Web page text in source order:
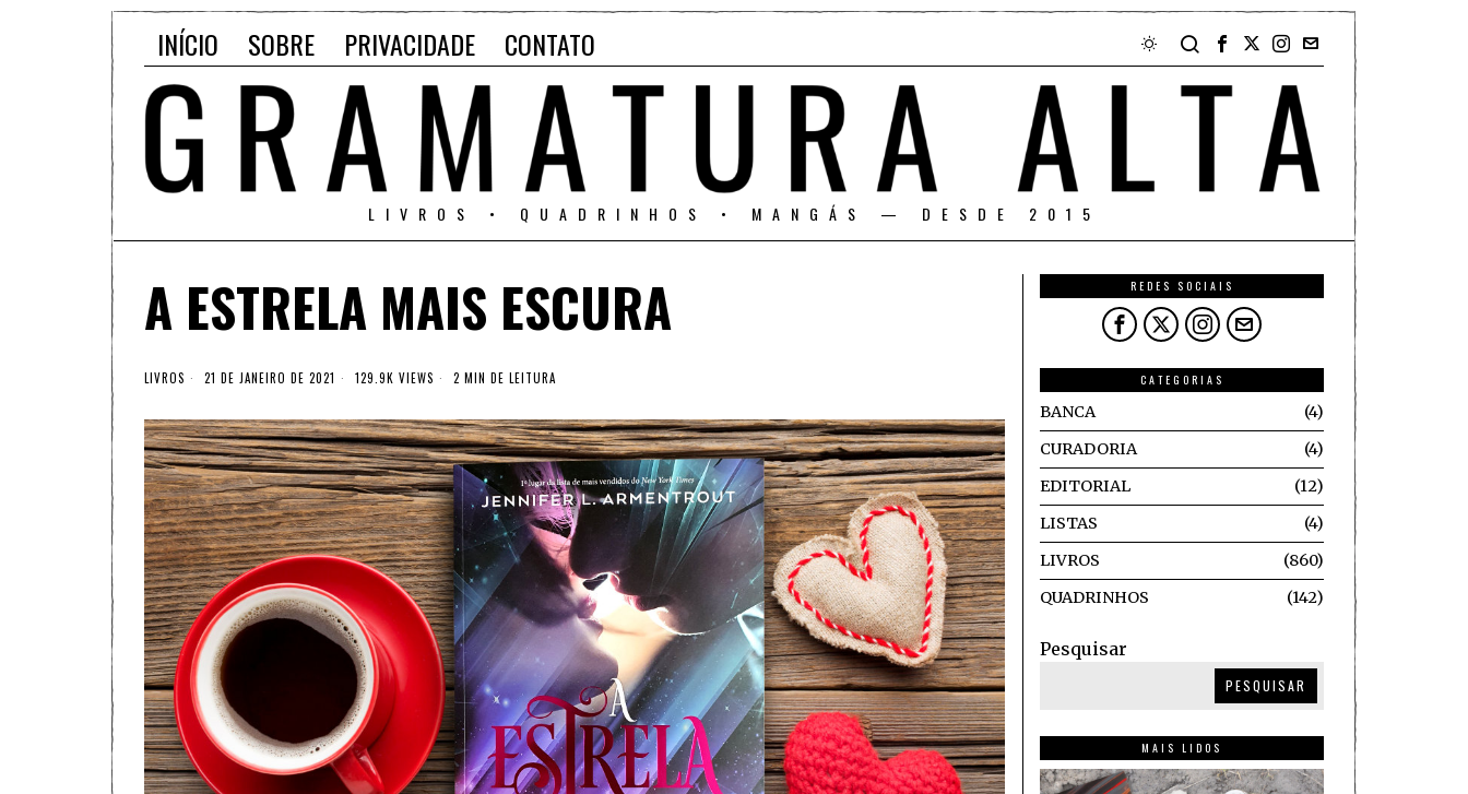
INÍCIO SOBRE PRIVACIDADE CONTATO
LIVROS • QUADRINHOS • MANGÁS — DESDE 2015
A ESTRELA MAIS ESCURA
LIVROS 21 DE JANEIRO DE 2021 129.9K VIEWS 2 MIN DE LEITURA
REDES SOCIAIS
CATEGORIAS
BANCA
4
CURADORIA
4
EDITORIAL
12
LISTAS
4
LIVROS
860
QUADRINHOS
142
Pesquisar
PESQUISAR
MAIS LIDOS